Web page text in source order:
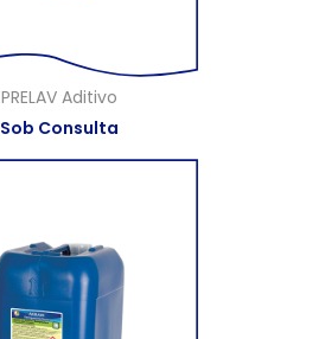
PRELAV Aditivo
Sob Consulta